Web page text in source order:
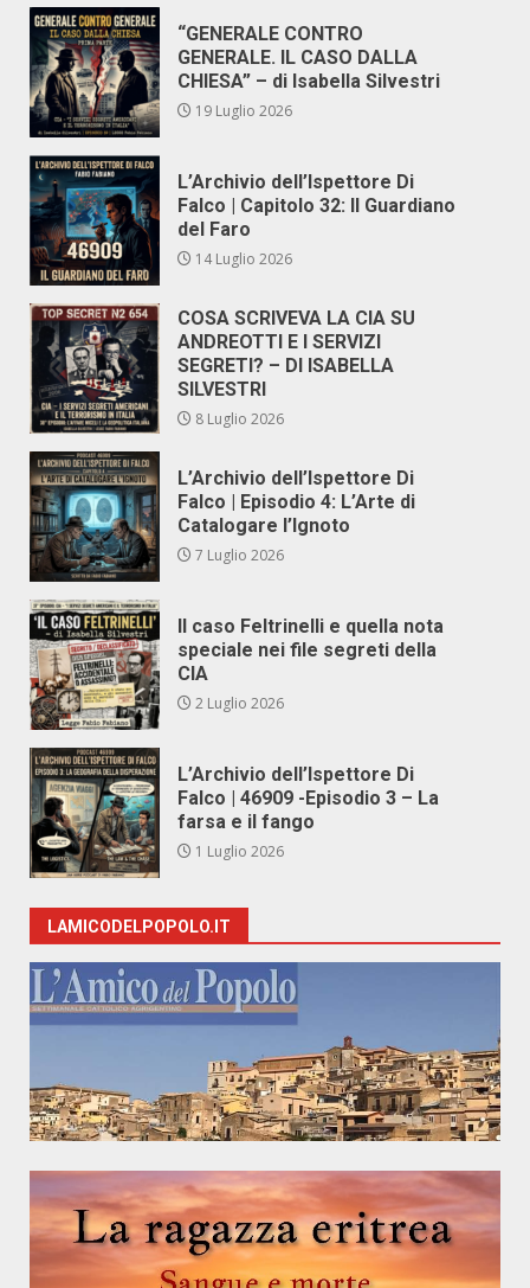
“GENERALE CONTRO
GENERALE. IL CASO DALLA
CHIESA” – di Isabella Silvestri
19 Luglio 2026
L’Archivio dell’Ispettore Di
Falco | Capitolo 32: Il Guardiano
del Faro
14 Luglio 2026
COSA SCRIVEVA LA CIA SU
ANDREOTTI E I SERVIZI
SEGRETI? – DI ISABELLA
SILVESTRI
8 Luglio 2026
L’Archivio dell’Ispettore Di
Falco | Episodio 4: L’Arte di
Catalogare l’Ignoto
7 Luglio 2026
Il caso Feltrinelli e quella nota
speciale nei file segreti della
CIA
2 Luglio 2026
L’Archivio dell’Ispettore Di
Falco | 46909 -Episodio 3 – La
farsa e il fango
1 Luglio 2026
LAMICODELPOPOLO.IT